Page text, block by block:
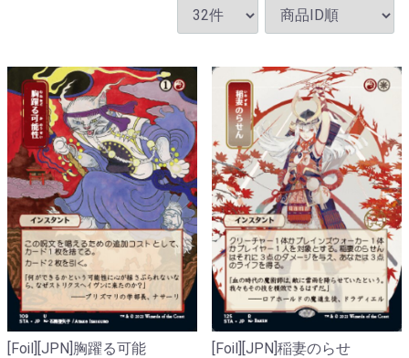
[Foil][JPN]胸躍る可能
[Foil][JPN]稲妻のらせ